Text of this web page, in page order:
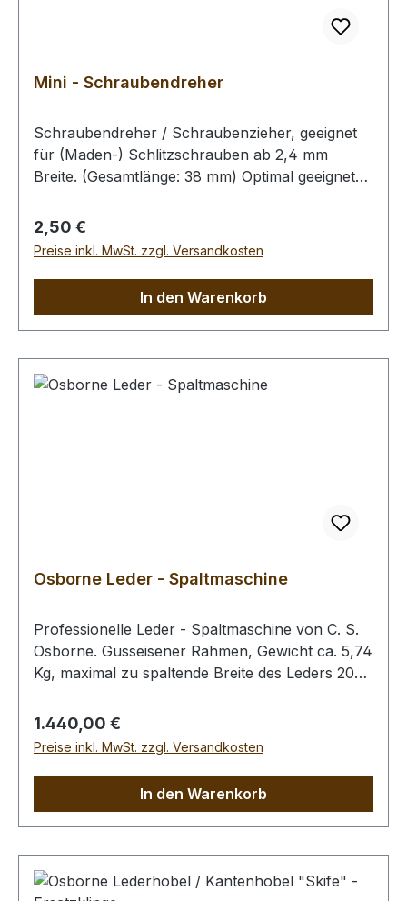
Mini - Schraubendreher
Schraubendreher / Schraubenzieher, geeignet
für (Maden-) Schlitzschrauben ab 2,4 mm
Breite. (Gesamtlänge: 38 mm) Optimal geeignet
Kurvenmesser / Punziermesser / Swivel - Knife.
Regulärer Preis:
2,50 €
Preise inkl. MwSt. zzgl. Versandkosten
In den Warenkorb
Osborne Leder - Spaltmaschine
Professionelle Leder - Spaltmaschine von C. S.
Osborne. Gusseisener Rahmen, Gewicht ca. 5,74
Kg, maximal zu spaltende Breite des Leders 205
wir Ihnen, diese mit 4 Schrauben (nicht im
Lieferumfang enthalten) auf Ihrer Werkbank zu
fixieren. Mit der Messing-Flügelschraube rechts
(Anschlag). Mit dem Gusseisernen Griff wird die
Rolle angehoben, bis die zu spaltende Tiefe
die Führungsschiene die Zugleich einen Schutz
vor dem Hineingreiffen in die Klinge ist.
Regulärer Preis:
1.440,00 €
Preise inkl. MwSt. zzgl. Versandkosten
In den Warenkorb